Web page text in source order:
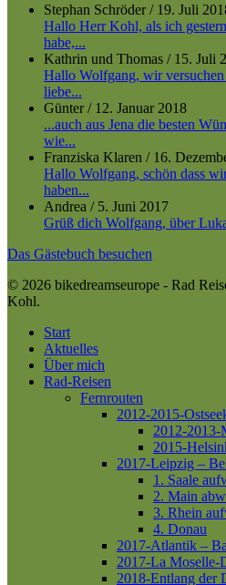
Stephan Schröder/ 19. Juli
Hallo Herr Kohl, als ich
habe,...
Kathrin und Thomas / 15. Juli
Hallo Wolfgang, wir
liebe...
Günter/ 12. Januar 2018
...auch aus Jena die besten
wie...
Franziska Klaren / 16.
Hallo Wolfgang, schön dass
haben...
Andrea / 5. Juni 2017
Grüß dich Wolfgang, über
Das Gästebuch besuchen
© 2026 bikedreamseurope - Rad
Kohl.
Close
Menu
Start
Aktuelles
Über mich
Rad-Reisen
Fernrouten
2012-2015-
2012-2013-
2015-
2017-Leipzig –
1. Saale
2. Main
3. Rhein
4. Donau
2017-Atlantik –
2017-La Moselle-
2018-Entlang der